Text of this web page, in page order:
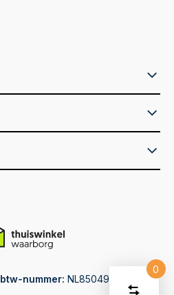
btw-nummer: NL850493894.N01
0
Vergelijk
Start